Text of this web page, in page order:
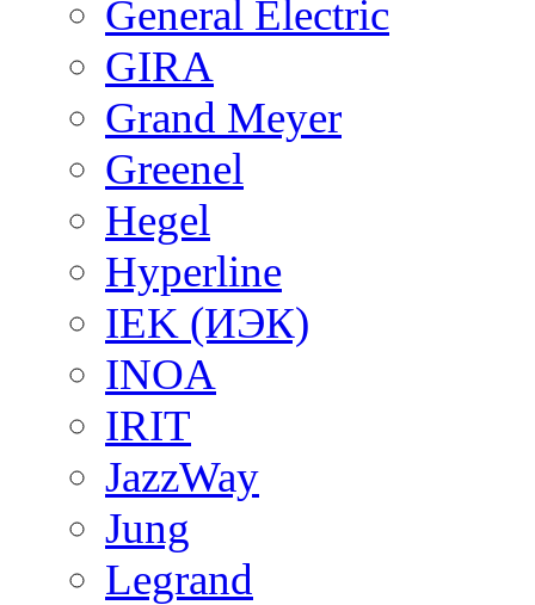
General Electric
GIRA
Grand Meyer
Greenel
Hegel
Hyperline
IEK (ИЭК)
INOA
IRIT
JazzWay
Jung
Legrand